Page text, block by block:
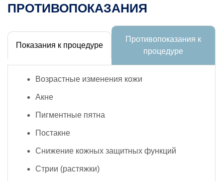
ПРОТИВОПОКАЗАНИЯ
Показания к процедуре
Противопоказания к
процедуре
Возрастные изменения кожи
Акне
Пигментные пятна
Постакне
Снижение кожных защитных функций
Стрии (растяжки)